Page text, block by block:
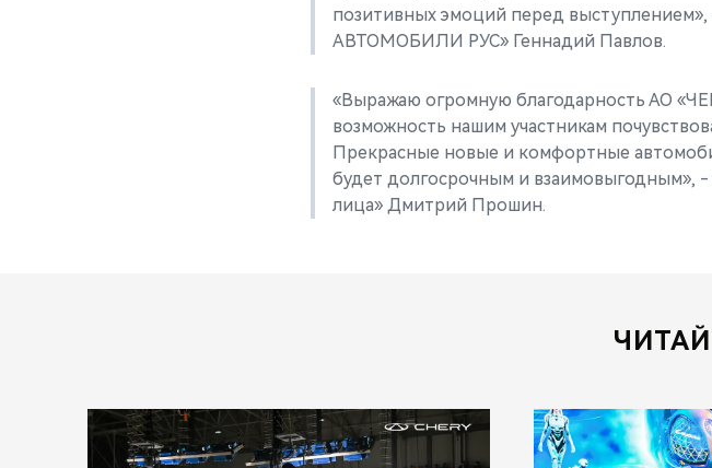
позитивных эмоций перед
АВТОМОБИЛИ РУС» Геннадий Павлов.
«Выражаю огромную благодарность АО
возможность нашим участникам
Прекрасные новые и комфортные
будет долгосрочным и взаимовыгодным»,
лица» Дмитрий Прошин.